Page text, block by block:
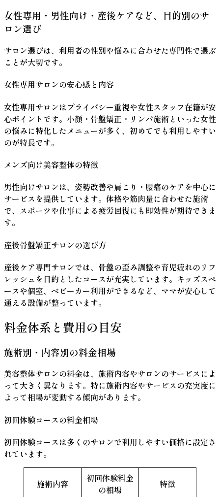
女性専用・男性向け・産後ケアなど、目的別のサ
ロン選び
サロン選びは、 利用者の性別や悩みに合わせた専門性で選ぶ
ことが大切です。
女性専用サロンの安心感と内容
女性専用サロンはプライバシー重視や女性スタッフ在籍が安
心ポイントです。小顔・骨盤矯正・リンパ施術といった女性
の悩みに特化したメニューが多く、初めてでも利用しやすい
のが特長です。
メンズ向け美容整体の特徴
男性向けサロンは、 姿勢改善や肩こり・腰痛のケアを中心に
サービスを提供しています。体格や筋肉量に合わせた施術
で、スポーツや仕事による疲労回復にも即効性が期待できま
す。
産後骨盤矯正サロンの選び方
産後ケア専門サロンでは、 骨盤の歪み調整や育児疲れのリフ
レッシュ を目的としたコースが充実しています。キッズスペ
ースや個室、ベビーカー利用ができるなど、ママが安心して
通える設備が整っています。
料金体系と費用の目安
施術別・内容別の料金相場
美容整体サロンの料金は、施術内容やサロンのサービスによ
って大きく異なります。特に施術内容やサービスの充実度に
よって相場が変動する傾向があります。
初回体験コースの料金相場
初回体験コースは多くのサロンで利用しやすい価格に設定さ
れています。
施術内容
初回体験料金
の相場
特徴